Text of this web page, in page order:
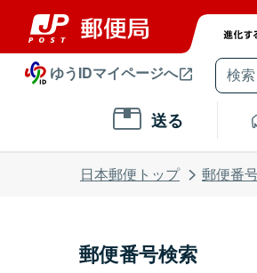
ゆうIDマイページへ
送る
日本郵便トップ 郵便番
郵便番号検索